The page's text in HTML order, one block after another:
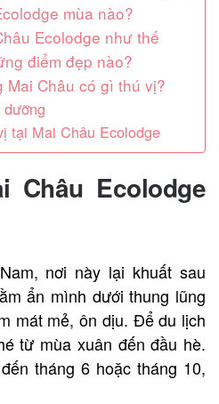
mùa nào?
Ecolodge như thế
điểm đẹp nào?
Châu có gì thú vị?
tại Mai Châu Ecolodge
Châu Ecolodge
nơi này lại khuất sau
ẩn mình dưới thung lũng
mát mẻ, ôn dịu. Để du lịch
từ mùa xuân đến đầu hè.
tháng 6 hoặc tháng 10,